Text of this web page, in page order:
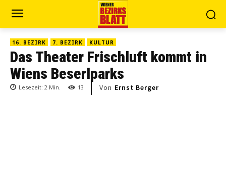
16. BEZIRK 7. BEZIRK KULTUR
Das Theater Frischluft kommt in
Wiens Beserlparks
Lesezeit: 2 Min. 13 Von Ernst Berger